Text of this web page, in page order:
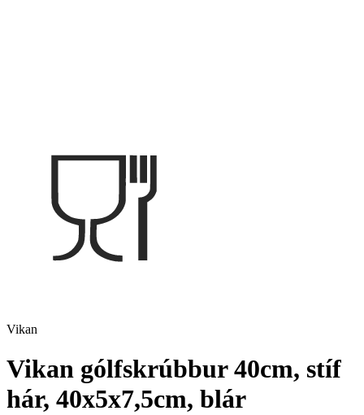
Vikan
Vikan gólfskrúbbur 40cm, stíf
hár, 40x5x7,5cm, blár